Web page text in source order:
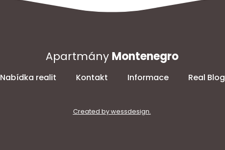
Apartmány Montenegro
Nabídka realit Kontakt Informace Real Blog
Created by wessdesign.